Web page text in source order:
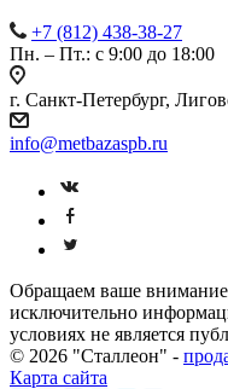
+7 (812) 438-38-27
Пн. – Пт.: с 9:00 до 18:00
г. Санкт-Петербург,
info@metbazaspb.ru
Обращаем ваше
исключительно
условиях не является
© 2026 "Сталлеон" -
Карта сайта